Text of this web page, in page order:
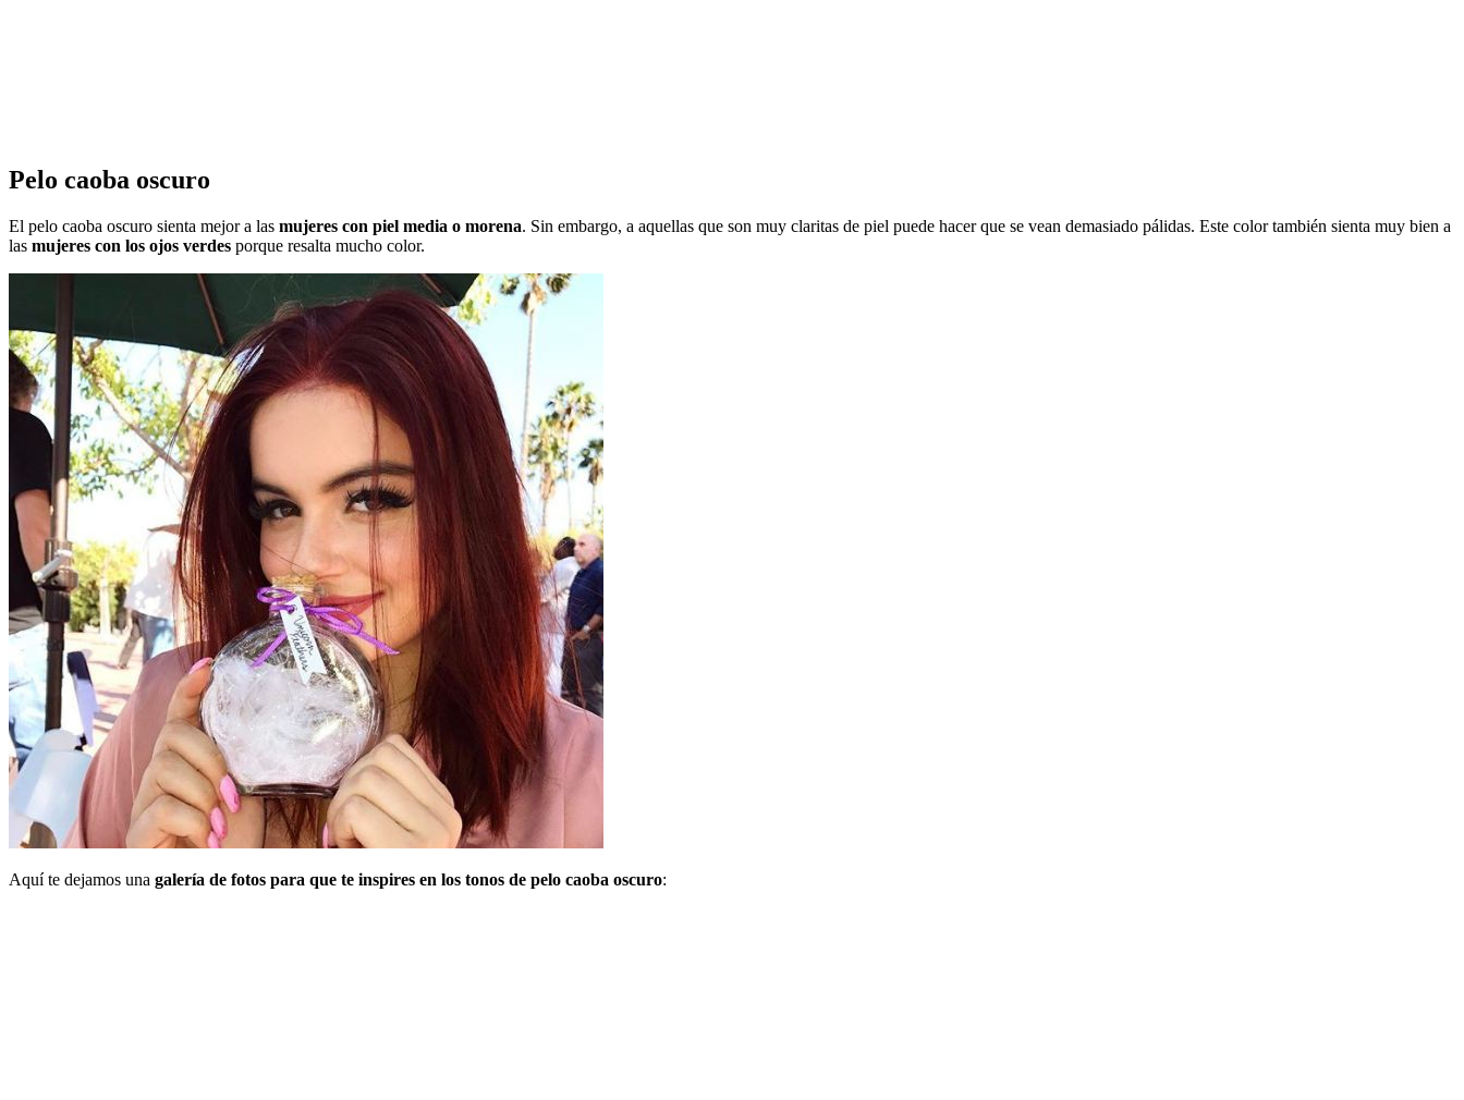
Pelo caoba oscuro
El pelo caoba oscuro sienta mejor a las mujeres con piel media o morena. Sin embargo, a aquellas que son muy claritas de piel puede hacer que se vean demasiado pálidas. Este color también sienta muy bien a
las mujeres con los ojos verdes porque resalta mucho color.
Aquí te dejamos una galería de fotos para que te inspires en los tonos de pelo caoba oscuro: